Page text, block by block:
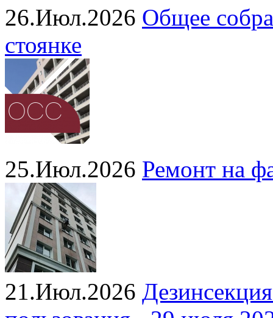
26.Июл.2026 Общее
стоянке
25.Июл.2026 Ремонт на
21.Июл.2026